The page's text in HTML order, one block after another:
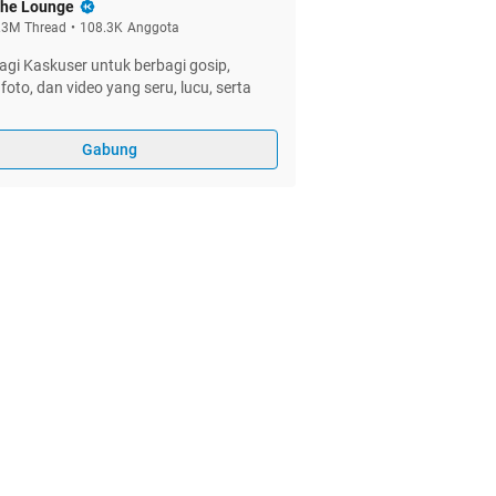
Lounge
Thread • 108.3K Anggota
Kaskuser untuk berbagi gosip,
dan video yang seru, lucu, serta
Gabung